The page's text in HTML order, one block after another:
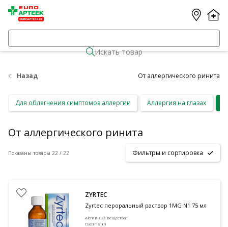
Искать товар
Назад От аллергического ринита
Для облегчения симптомов аллергии Аллергия на глазах
От аллергического ринита
Показаны товары 22 / 22 Фильтры и сортировка
ZYRTEC
Zyrtec пероральный раствор 1MG N1 75 мл
Активные вещества:
tsetirisiin